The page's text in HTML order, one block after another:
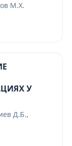
М.Х.
У
Д.Б.,